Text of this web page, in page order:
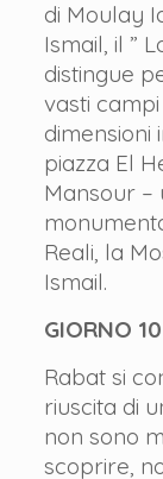
di Moulay
Ismail, il ”
distingue
vasti
dimensioni
piazza El
Mansour
Reali, la
Ismail.
GIORNO
Rabat si
riuscita di
non sono
scoprire,